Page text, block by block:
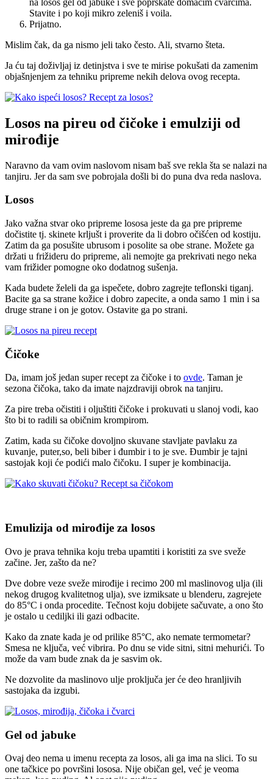
Stavite i po koji mikro zeleniš i voila.
Prijatno.
Mislim čak, da ga nismo jeli tako često. Ali, stvarno šteta.
Ja ću taj doživljaj iz detinjstva i sve te mirise pokušati da zamenim
objašnjenjem za tehniku pripreme nekih delova ovog recepta.
Losos na pireu od čičoke i emulziji od
mirođije
Naravno da vam ovim naslovom nisam baš sve rekla šta se nalazi na
tanjiru. Jer da sam sve pobrojala došli bi do puna dva reda naslova.
Losos
Jako važna stvar oko pripreme lososa jeste da ga pre pripreme
dočistite tj. skinete krljušt i proverite da li dobro očišćen od kostiju.
Zatim da ga posušite ubrusom i posolite sa obe strane. Možete ga
držati u frižideru do pripreme, ali nemojte ga prekrivati nego neka
vam frižider pomogne oko dodatnog sušenja.
Kada budete želeli da ga ispečete, dobro zagrejte teflonski tiganj.
Bacite ga sa strane kožice i dobro zapecite, a onda samo 1 min i sa
druge strane i on je gotov. Ostavite ga po strani.
Čičoke
Da, imam još jedan super recept za čičoke i to ovde. Taman je
sezona čičoka, tako da imate najzdraviji obrok na tanjiru.
Za pire treba očistiti i oljuštiti čičoke i prokuvati u slanoj vodi, kao
što bi to radili sa običnim krompirom.
Zatim, kada su čičoke dovoljno skuvane stavljate pavlaku za
kuvanje, puter,so, beli biber i đumbir i to je sve. Đumbir je tajni
sastojak koji će podići malo čičoku. I super je kombinacija.
Emulizija od mirođije za losos
Ovo je prava tehnika koju treba upamtiti i koristiti za sve sveže
začine. Jer, zašto da ne?
Dve dobre veze sveže mirođije i recimo 200 ml maslinovog ulja (ili
nekog drugog kvalitetnog ulja), sve izmiksate u blenderu, zagrejete
do 85°C i onda procedite. Tečnost koju dobijete sačuvate, a ono što
je ostalo u cediljki ili gazi odbacite.
Kako da znate kada je od prilike 85°C, ako nemate termometar?
Smesa ne ključa, već vibrira. Po dnu se vide sitni, sitni mehurići. To
može da vam bude znak da je sasvim ok.
Ne dozvolite da maslinovo ulje proključa jer će deo hranljivih
sastojaka da izgubi.
Gel od jabuke
Ovaj deo nema u imenu recepta za losos, ali ga ima na slici. To su
one tačkice po površini lososa. Nije običan gel, već je veoma